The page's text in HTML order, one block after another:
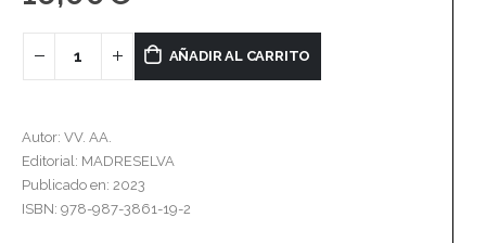
AÑADIR AL CARRITO
Autor: VV. AA.
Editorial: MADRESELVA
Publicado en: 2023
ISBN: 978-987-3861-19-2